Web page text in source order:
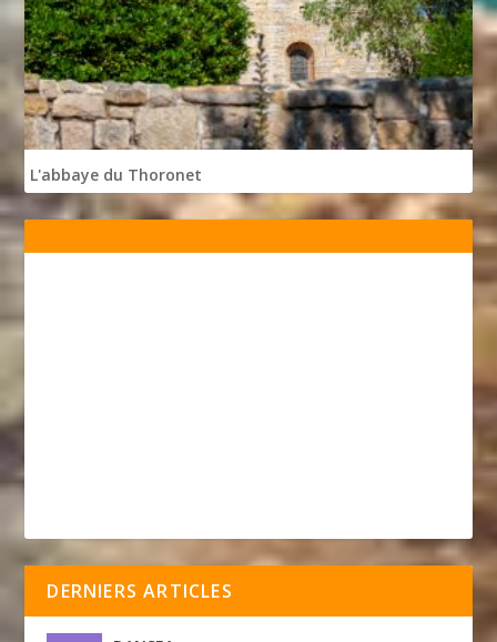
L'abbaye du Thoronet
DERNIERS ARTICLES